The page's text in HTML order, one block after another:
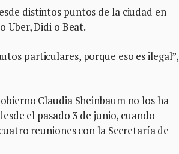
distintos puntos de la ciudad en
Uber, Didi o Beat.
particulares, porque eso es ilegal”,
Claudia Sheinbaum no los ha
el pasado 3 de junio, cuando
reuniones con la Secretaría de